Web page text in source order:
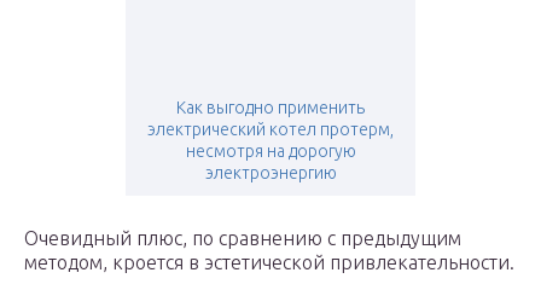
Как выгодно применить
электрический котел протерм,
несмотря на дорогую
электроэнергию
Очевидный плюс, по сравнению с предыдущим
методом, кроется в эстетической привлекательности.